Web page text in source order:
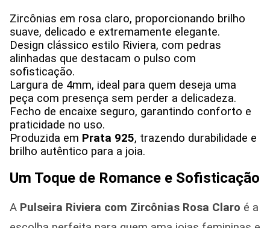
Zircônias em rosa claro, proporcionando brilho
suave, delicado e extremamente elegante.
Design clássico estilo Riviera, com pedras
alinhadas que destacam o pulso com
sofisticação.
Largura de 4mm, ideal para quem deseja uma
peça com presença sem perder a delicadeza.
Fecho de encaixe seguro, garantindo conforto e
praticidade no uso.
Produzida em Prata 925, trazendo durabilidade e
brilho autêntico para a joia.
Um Toque de Romance e Sofisticação
A Pulseira Riviera com Zircônias Rosa Claro é a